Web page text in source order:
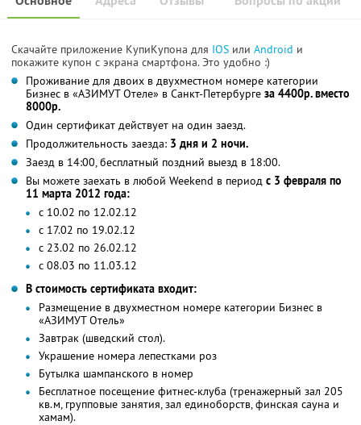
Скачайте приложение КупиКупона для IOS или Android и
покажите купон с экрана смартфона. Это удобно :)
Проживание для двоих в двухместном номере категории
Бизнес в «АЗИМУТ Отеле» в Санкт-Петербурге за 4400р. вместо
8000р.
Один сертификат действует на один заезд.
Продолжительность заезда: 3 дня и 2 ночи.
Заезд в 14:00, бесплатный поздний выезд в 18:00.
Вы можете заехать в любой Weekend в период с 3 февраля по
11 марта 2012 года:
с 10.02 по 12.02.12
с 17.02 по 19.02.12
с 23.02 по 26.02.12
с 08.03 по 11.03.12
В стоимость сертификата входит:
Размещение в двухместном номере категории Бизнес в
«АЗИМУТ Отель»
Завтрак (шведский стол).
Украшение номера лепестками роз
Бутылка шампанского в номер
Бесплатное посещение фитнес-клуба (тренажерный зал 205
кв.м, групповые занятия, зал единоборств, финская сауна и
хамам).